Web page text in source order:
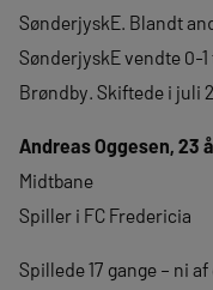
SønderjyskE. Blandt
SønderjyskE vendte 0-
Brøndby. Skiftede i juli
Andreas Oggesen, 23
Midtbane
Spiller i FC Fredericia
Spillede 17 gange – ni